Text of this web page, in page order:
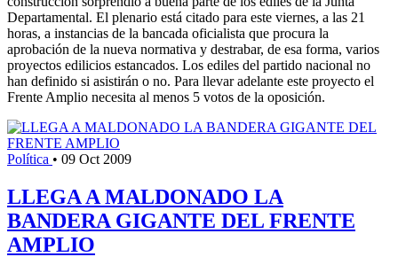
Departamental. El plenario está citado para este viernes, a las 21
horas, a instancias de la bancada oficialista que procura la
aprobación de la nueva normativa y destrabar, de esa forma, varios
proyectos edilicios estancados. Los ediles del partido nacional no
han definido si asistirán o no. Para llevar adelante este proyecto el
Frente Amplio necesita al menos 5 votos de la oposición.
Política • 09 Oct 2009
LLEGA A MALDONADO LA
BANDERA GIGANTE DEL FRENTE
AMPLIO